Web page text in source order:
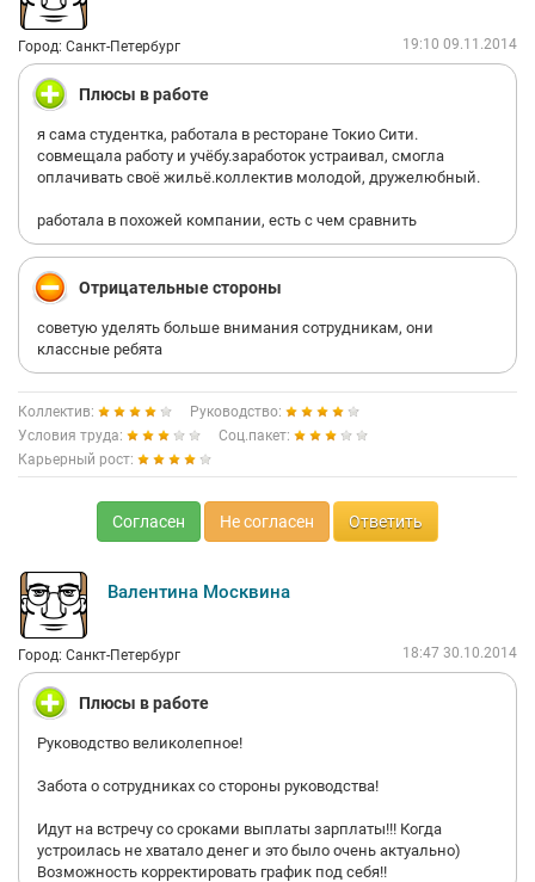
Город: Санкт-Петербург 19:10 09.11.2014
Плюсы в работе
я сама студентка, работала в ресторане Токио Сити.
совмещала работу и учёбу.заработок устраивал, смогла
оплачивать своё жильё.коллектив молодой, дружелюбный.
работала в похожей компании, есть с чем сравнить
Отрицательные стороны
советую уделять больше внимания сотрудникам, они
классные ребята
Коллектив:
Руководство:
Условия труда:
Соц.пакет:
Карьерный рост:
Согласен Не согласен Ответить
Валентина Москвина
Город: Санкт-Петербург 18:47 30.10.2014
Плюсы в работе
Руководство великолепное!
Забота о сотрудниках со стороны руководства!
Идут на встречу со сроками выплаты зарплаты!!! Когда
устроилась не хватало денег и это было очень актуально)
Возможность корректировать график под себя!!